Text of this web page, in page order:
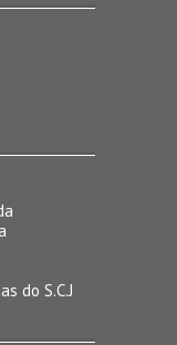
do S.C.J